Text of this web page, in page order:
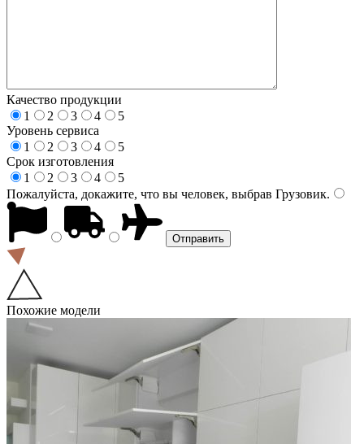
Качество продукции
1
2 3 4
5
Уровень сервиса
1
2 3 4
5
Срок изготовления
1
2 3 4
5
Пожалуйста, докажите, что вы человек, выбрав Грузовик.
Похожие модели